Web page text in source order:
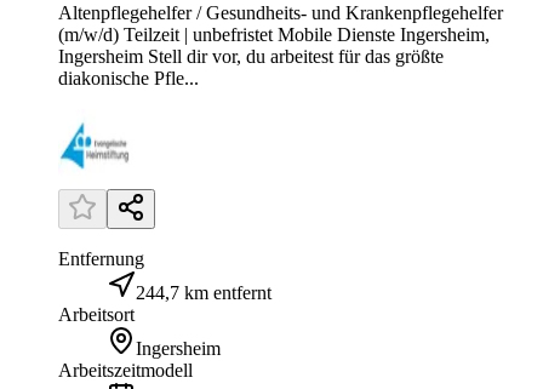
Altenpflegehelfer / Gesundheits- und Krankenpflegehelfer
(m/w/d) Teilzeit | unbefristet Mobile Dienste Ingersheim,
Ingersheim Stell dir vor, du arbeitest für das größte
diakonische Pfle...
Entfernung
244,7 km entfernt
Arbeitsort
Ingersheim
Arbeitszeitmodell